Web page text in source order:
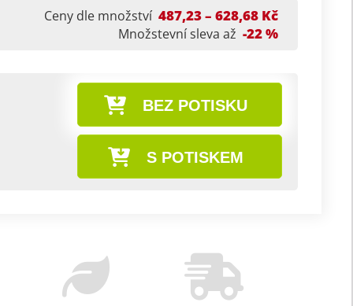
Ceny dle množství 487,23 – 628,68 Kč
Množstevní sleva až -22 %
BEZ POTISKU
S POTISKEM